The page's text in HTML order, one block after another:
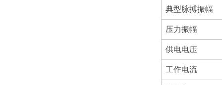
典型脉搏振幅
压力振幅
供电电压
工作电流